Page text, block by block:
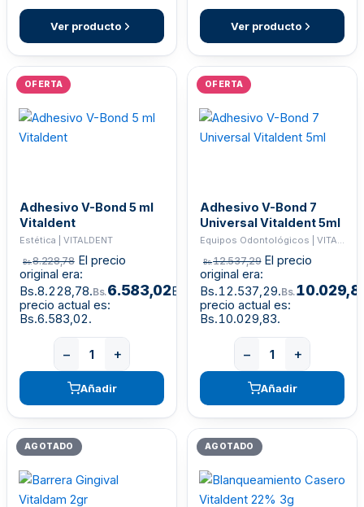
Ver producto Ver producto
OFERTA
Adhesivo V-Bond 5 ml
Vitaldent
Estética | VITALDENT
Bs.8.228,78 El precio
original era:
Bs.8.228,78.Bs.6.583,02El
precio actual es:
Bs.6.583,02.
− +
Añadir
OFERTA
Adhesivo V-Bond 7
Universal Vitaldent 5ml
Equipos Odontológicos | VITALDENT
Bs.12.537,29 El precio
original era:
Bs.12.537,29.Bs.
precio actual es:
Bs.10.029,83.
− +
Añadir
AGOTADO AGOTADO